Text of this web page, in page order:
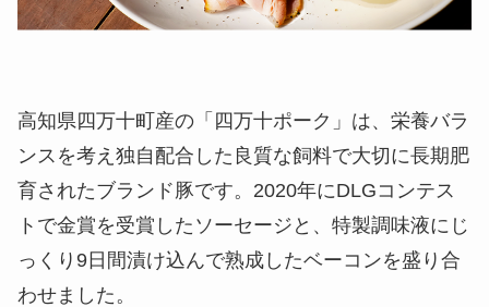
高知県四万十町産の「四万十ポーク」は、栄養バラ
ンスを考え独自配合した良質な飼料で大切に長期肥
育されたブランド豚です。2020年にDLGコンテス
トで金賞を受賞したソーセージと、特製調味液にじ
っくり9日間漬け込んで熟成したベーコンを盛り合
わせました。